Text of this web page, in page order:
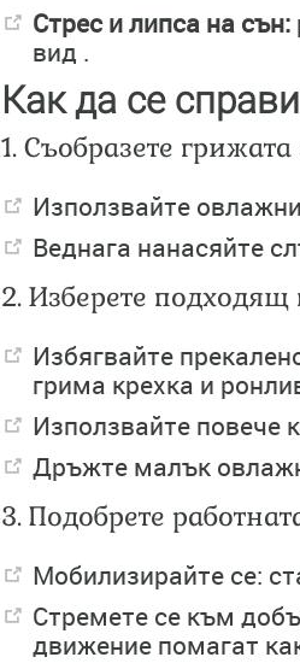
Стрес и липса на сън:
вид .
Как да се
1. Съобразете
Използвайте
Веднага нанасяйте
2. Изберете подходящ
Избягвайте
грима крехка и
Използвайте повече
Дръжте малък
3. Подобрете
Мобилизирайте се:
Стремете се към
движение помагат